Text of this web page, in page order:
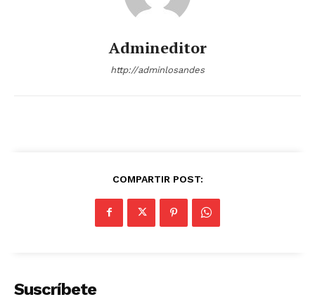
Admineditor
http://adminlosandes
COMPARTIR POST:
Suscríbete